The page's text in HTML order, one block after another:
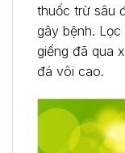
thuốc trừ sâu
gây bệnh.
giếng đã qua
đá vôi cao.